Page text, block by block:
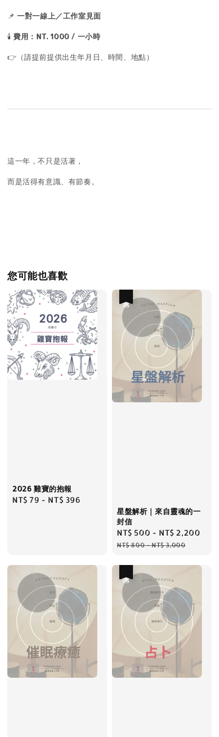
📌一對一線上／工作室見面
🕯費用：NT. 1000 / 一小時
👉（請提前提供出生年月日、時間、地點）
這一年，不只是活著，
而是活得有意識、有節奏。
您可能也喜歡
2026 雞寶的抱報
Regular
NT$ 79 - NT$ 396
星盤解析｜來自靈魂的一
封信
Sale
price
NT$ 500 - NT$ 2,200
NT$ 800-NT$ 3,000